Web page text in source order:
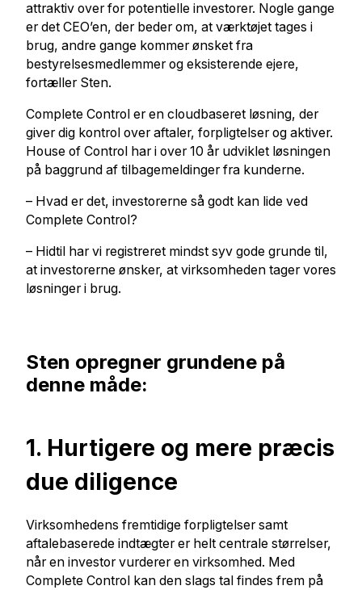
attraktiv over for potentielle investorer. Nogle gange
er det CEO’en, der beder om, at værktøjet tages i
brug, andre gange kommer ønsket fra
bestyrelsesmedlemmer og eksisterende ejere,
fortæller Sten.
Complete Control er en cloudbaseret løsning, der
giver dig kontrol over aftaler, forpligtelser og aktiver.
House of Control har i over 10 år udviklet løsningen
på baggrund af tilbagemeldinger fra kunderne.
– Hvad er det, investorerne så godt kan lide ved
Complete Control?
– Hidtil har vi registreret mindst syv gode grunde til,
at investorerne ønsker, at virksomheden tager vores
løsninger i brug.
Sten opregner grundene på
denne måde:
1. Hurtigere og mere præcis
due diligence
Virksomhedens fremtidige forpligtelser samt
aftalebaserede indtægter er helt centrale størrelser,
når en investor vurderer en virksomhed. Med
Complete Control kan den slags tal findes frem på